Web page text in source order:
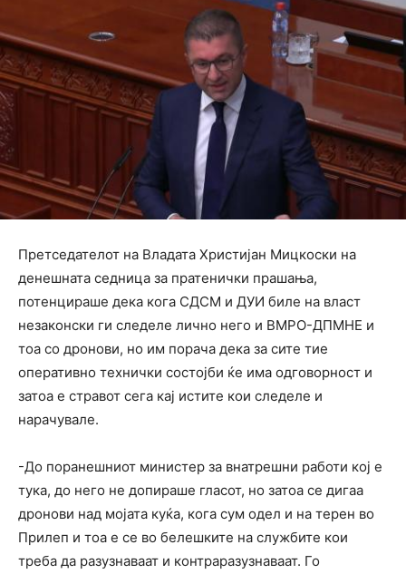
Претседателот на Владата Христијан Мицкоски на
денешната седница за пратенички прашања,
потенцираше дека кога СДСМ и ДУИ биле на власт
незаконски ги следеле лично него и ВМРО-ДПМНЕ и
тоа со дронови, но им порача дека за сите тие
оперативно технички состојби ќе има одговорност и
затоа е стравот сега кај истите кои следеле и
нарачувале.
-До поранешниот министер за внатрешни работи кој е
тука, до него не допираше гласот, но затоа се дигаа
дронови над мојата куќа, кога сум одел и на терен во
Прилеп и тоа е се во белешките на службите кои
треба да разузнаваат и контраразузнаваат. Го